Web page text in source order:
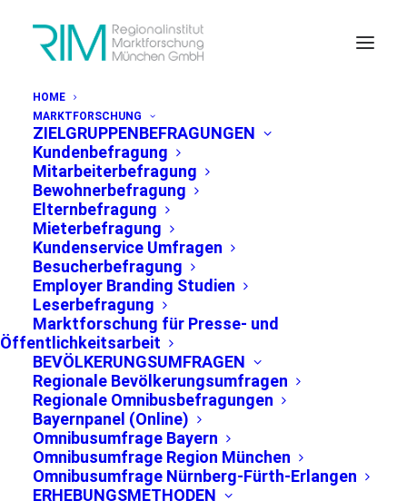
HOME
MARKTFORSCHUNG
ZIELGRUPPENBEFRAGUNGEN
Kundenbefragung
Mitarbeiterbefragung
Bewohnerbefragung
Elternbefragung
Mieterbefragung
Kundenservice Umfragen
Besucherbefragung
Employer Branding Studien
Leserbefragung
Marktforschung für Presse- und
Öffentlichkeitsarbeit
BEVÖLKERUNGSUMFRAGEN
Regionale Bevölkerungsumfragen
Regionale Omnibusbefragungen
Bayernpanel (Online)
Omnibusumfrage Bayern
Omnibusumfrage Region München
Omnibusumfrage Nürnberg-Fürth-Erlangen
ERHEBUNGSMETHODEN
PRESSEMITTEILUNG MÜNCHEN, 25.06.2021
Parteiensympathie in der
Stadt München 2014 -
2021 [kostenloser
download]